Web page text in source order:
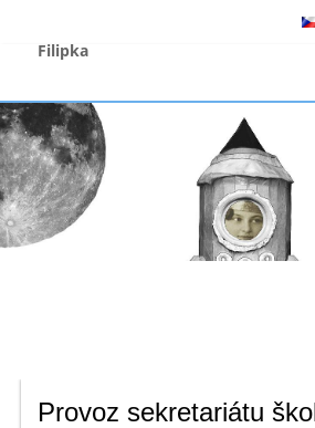
Filipka
Domů
Provoz sekretariátu